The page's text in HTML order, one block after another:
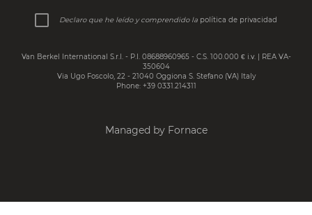
Declaro que he leído y comprendido la política de privacidad
Van Berkel International S.r.l. - P.I. 08688960965 - C.S. 100.000 € i.v. | REA VA-
350604
Via Ugo Foscolo, 22 - 21040 Oggiona S. Stefano (VA) Italy
Phone: +39 0331.214311
Managed by Fornace